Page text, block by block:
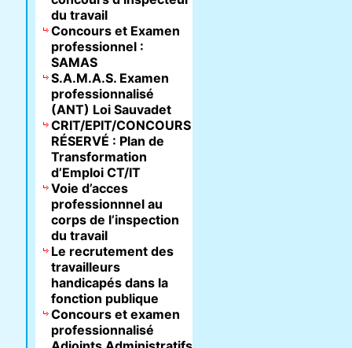
du travail
Concours et Examen
professionnel :
SAMAS
S.A.M.A.S. Examen
professionnalisé
(ANT) Loi Sauvadet
CRIT/EPIT/CONCOURS
RÉSERVÉ : Plan de
Transformation
d’Emploi CT/IT
Voie d’acces
professionnnel au
corps de l’inspection
du travail
Le recrutement des
travailleurs
handicapés dans la
fonction publique
Concours et examen
professionnalisé